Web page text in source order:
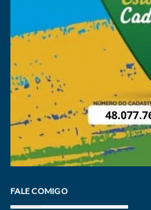
FALE COMIGO